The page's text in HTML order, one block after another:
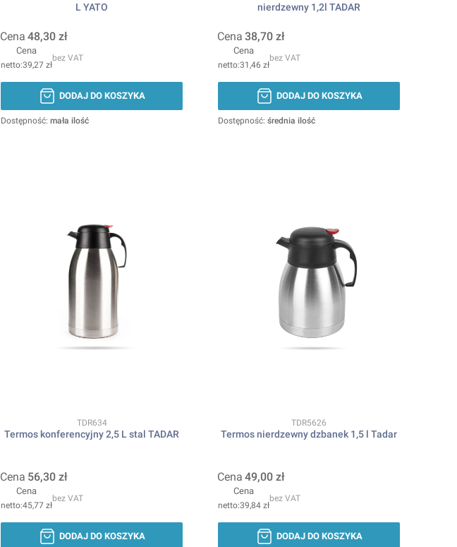
L YATO
Cena 48,30 zł
Cena
39,27 zł
bez VAT
DODAJ DO KOSZYKA
Dostępność: mała ilość
nierdzewny 1,2l TADAR
Cena 38,70 zł
Cena
31,46 zł
bez VAT
DODAJ DO KOSZYKA
Dostępność: średnia ilość
Kod produktu
TDR634
Termos konferencyjny 2,5 L stal TADAR
Cena 56,30 zł
Cena
45,77 zł
bez VAT
DODAJ DO KOSZYKA
Kod produktu
TDR5626
Termos nierdzewny dzbanek 1,5 l Tadar
Cena 49,00 zł
Cena
39,84 zł
bez VAT
DODAJ DO KOSZYKA